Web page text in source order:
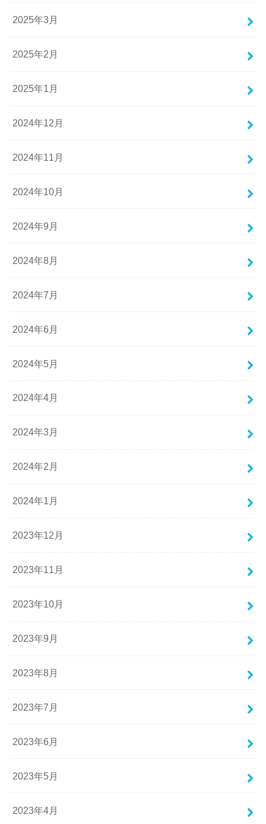
2025年3月
2025年2月
2025年1月
2024年12月
2024年11月
2024年10月
2024年9月
2024年8月
2024年7月
2024年6月
2024年5月
2024年4月
2024年3月
2024年2月
2024年1月
2023年12月
2023年11月
2023年10月
2023年9月
2023年8月
2023年7月
2023年6月
2023年5月
2023年4月